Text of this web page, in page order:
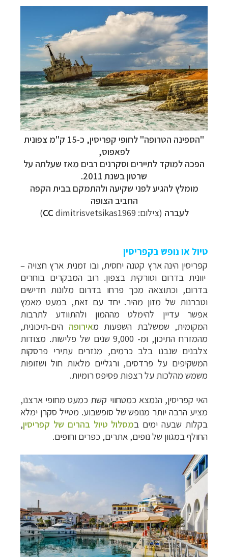
"הספינה הטרופה" לחופי קפריסין, כ-15 ק"מ צפונית
לפאפוס,
הפכה למוקד לתיירים וסקרנים רבים מאז שעלתה על
שרטון בשנת 2011.
מומלץ להגיע לפני שקיעה ולהתמקם בבית הקפה
החביב הצופה
לעברה (צילום: CC dimitrisvetsikas1969)
טיול או נופש בקפריסין
קפריסין הינה ארץ קטנה יחסית, ובו זמנית ארץ חצויה –
יוונית בדרום וטורקית בצפון. רוב המבקרים בוחרים
בדרום, וכתוצאה מכך פרחו בדרום מלונות חדישים
וטברנות של מזון מהיר. יחד עם זאת, במעט מאמץ
אפשר עדיין להימלט מההמון ולהתוודע לתרבות
המקומית, שמשלבת השפעות מאירופה הים-תיכונית,
מהמזרח התיכון, ומ- 9,000 שנים של פלישות. מצודות
צלבנים שנבנו בלב כרמים, מנזרים עתירי פרסקות
המשקיפים על פרדסים, ורגליים מלאות חול ושזופות
משמש מהלכות על רצפות פסיפס רומיות.
האי קפריסין, הנמצא כמטחווי קשת כמעט מחופי ארצנו,
מציע הרבה יותר מנופש של סופשבוע. מטייל סקרן ימלא
בקלות שבעה ימים במסלול טיול בהרים של קפריסין,
החולף במגוון של נופים, אתרים, כפרים וחופים.